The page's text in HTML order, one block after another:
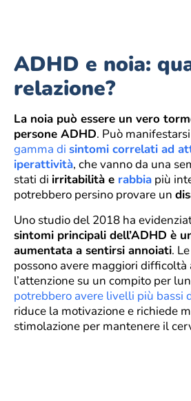
ADHD e noia:
relazione?
La noia può essere un vero
persone ADHD. Può
gamma di sintomi correlati ad
iperattività, che vanno da una
stati di irritabilità e rabbia più
potrebbero persino provare un
Uno studio del 2018 ha
sintomi principali dell’ADHD è
aumentata a sentirsi annoiati.
possono avere maggiori difficoltà
l’attenzione su un compito per
potrebbero avere livelli più bassi
riduce la motivazione e richiede
stimolazione per mantenere il